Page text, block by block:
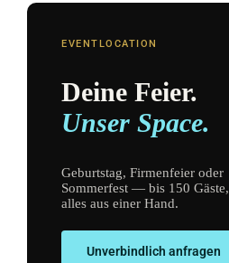
EVENTLOCATION
Deine Feier.
Unser Space.
Geburtstag, Firmenfeier oder
Sommerfest — bis 150 Gäste,
alles aus einer Hand.
Unverbindlich anfragen